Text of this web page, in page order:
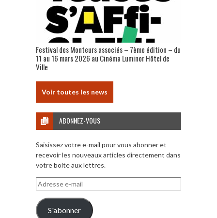
Festival des Monteurs associés – 7ème édition – du
11 au 16 mars 2026 au Cinéma Luminor Hôtel de
Ville
Voir toutes les news
ABONNEZ-VOUS
Saisissez votre e-mail pour vous abonner et
recevoir les nouveaux articles directement dans
votre boite aux lettres.
Adresse
e-
mail
S'abonner